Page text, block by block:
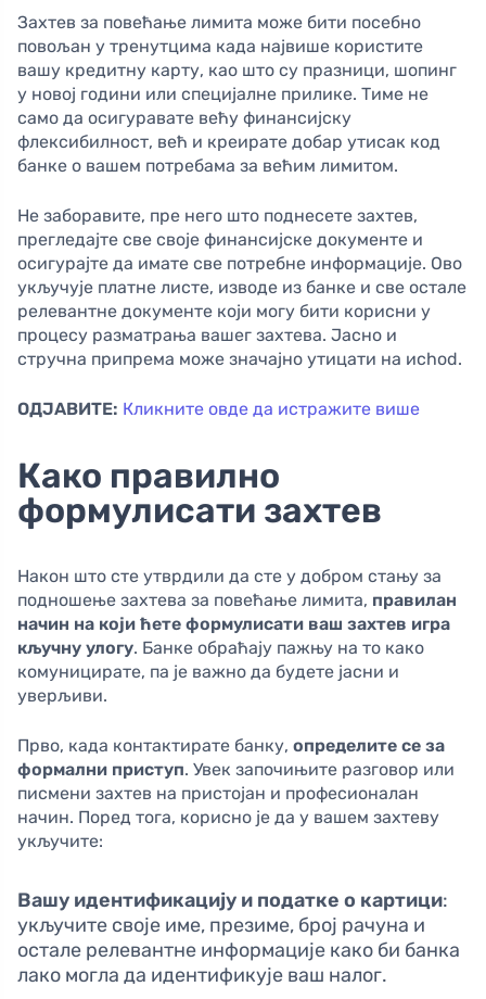
Захтев за повећање лимита може бити посебно
повољан у тренутцима када највише користите
вашу кредитну карту, као што су празници, шопинг
у новој години или специјалне прилике. Тиме не
само да осигуравате већу финансијску
флексибилност, већ и креирате добар утисак код
банке о вашем потребама за већим лимитом.
Не заборавите, пре него што поднесете захтев,
прегледајте све своје финансијске документе и
осигурајте да имате све потребне информације. Ово
укључује платне листе, изводе из банке и све остале
релевантне документе који могу бити корисни у
процесу разматрања вашег захтева. Јасно и
стручна припрема може значајно утицати на исhod.
ОДЈАВИТЕ: Кликните овде да истражите више
Како правилно
формулисати захтев
Након што сте утврдили да сте у добром стању за
подношење захтева за повећање лимита, правилан
начин на који ћете формулисати ваш захтев игра
кључну улогу. Банкe обраћају пажњу на то како
комуницирате, па је важно да будете јасни и
уверљиви.
Прво, када контактирате банку, определите се за
формални приступ. Увек започињите разговор или
писмени захтев на пристојан и професионалан
начин. Поред тога, корисно је да у вашем захтеву
укључите:
Вашу идентификацију и податке о картици:
укључите своје име, презиме, број рачуна и
остале релевантне информације како би банка
лако могла да идентификује ваш налог.